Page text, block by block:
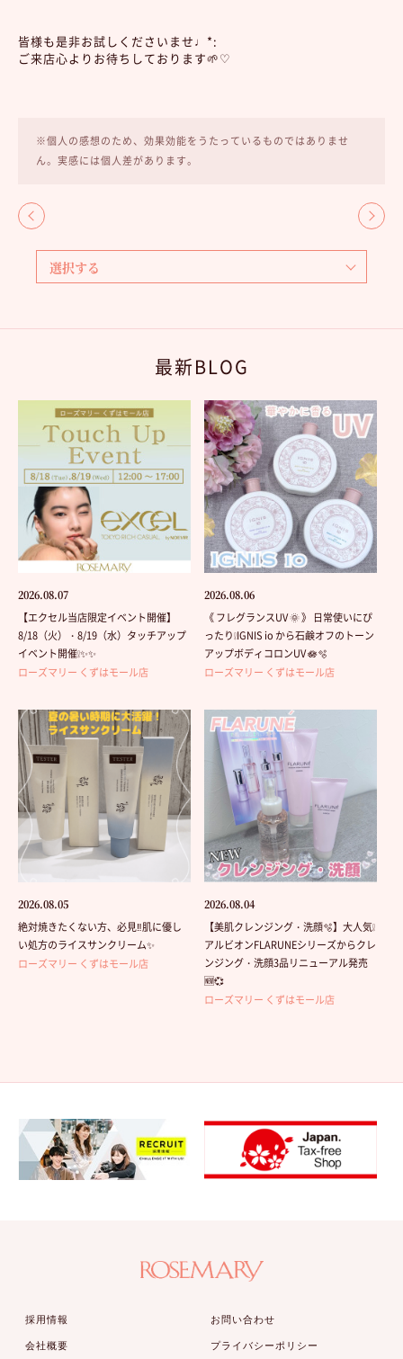
皆様も是非お試しくださいませ♩*:
ご来店心よりお待ちしております🌱♡
※個人の感想のため、効果効能をうたっているものではありませ
ん。実感には個人差があります。
最新BLOG
2026.08.07
【エクセル当店限定イベント開催】
8/18（火）・8/19（水）タッチアップ
イベント開催❕✨✨
ローズマリー くずはモール店
2026.08.06
《 フレグランスUV 🌞 》 日常使いにぴ
ったり❕IGNIS io から石鹸オフのトーン
アップボディコロンUV 🪷🫧
ローズマリー くずはモール店
2026.08.05
絶対焼きたくない方、必見‼️肌に優し
い処方のライスサンクリーム✨
ローズマリー くずはモール店
2026.08.04
【美肌クレンジング・洗顔🫧】大人気❕
アルビオンFLARUNEシリーズからクレ
ンジング・洗顔3品リニューアル発売
🆕💞
ローズマリー くずはモール店
採用情報
会社概要
お問い合わせ
プライバシーポリシー